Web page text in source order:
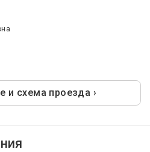
и схема проезда ›